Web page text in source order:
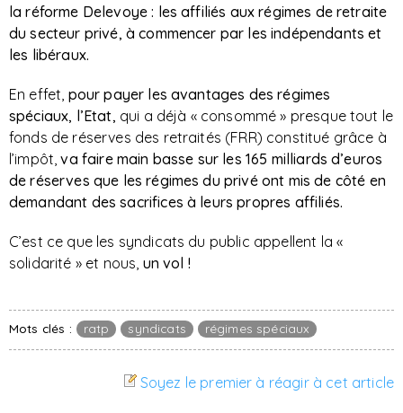
la réforme Delevoye : les affiliés aux régimes de retraite
du secteur privé, à commencer par les indépendants et
les libéraux.
En effet, pour payer les avantages des régimes
spéciaux, l’Etat, qui a déjà « consommé » presque tout le
fonds de réserves des retraités (FRR) constitué grâce à
l’impôt,va faire main basse sur les 165 milliards d’euros
de réserves que les régimes du privé ont mis de côté en
demandant des sacrifices à leurs propres affiliés.
C’est ce que les syndicats du public appellent la «
solidarité » et nous, un vol !
Mots clés : ratp syndicats régimes spéciaux
Soyez le premier à réagir à cet article